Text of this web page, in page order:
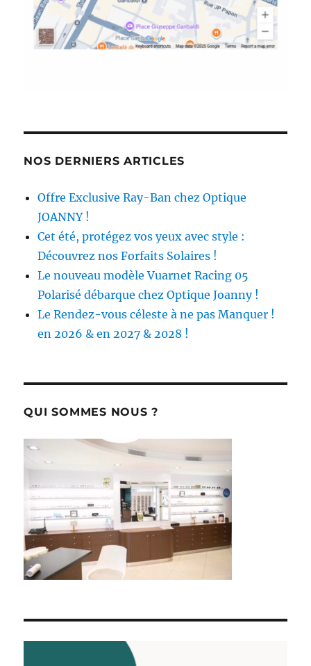
NOS DERNIERS ARTICLES
Offre Exclusive Ray-Ban chez Optique
JOANNY !
Cet été, protégez vos yeux avec style :
Découvrez nos Forfaits Solaires !
Le nouveau modèle Vuarnet Racing 05
Polarisé débarque chez Optique Joanny !
Le Rendez-vous céleste à ne pas Manquer !
en 2026 & en 2027 & 2028 !
QUI SOMMES NOUS ?